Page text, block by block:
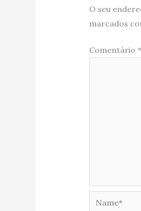
O seu
marcados
Comentário *